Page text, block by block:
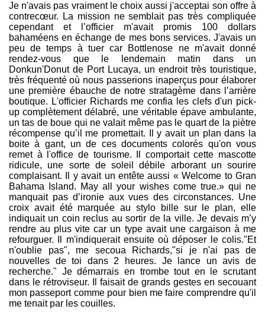
Je n'avais pas vraiment le choix aussi j'acceptai son offre à
contrecœur. La mission ne semblait pas très compliquée
cependant et l’officier m'avait promis 100 dollars
bahaméens en échange de mes bons services. J'avais un
peu de temps à tuer car Bottlenose ne m'avait donné
rendez-vous que le lendemain matin dans un
Donkun'Donut de Port Lucaya, un endroit très touristique,
très fréquenté où nous passerions inaperçus pour élaborer
une première ébauche de notre stratagème dans l’arrière
boutique. L'officier Richards me confia les clefs d'un pick-
up complètement délabré, une véritable épave ambulante,
un tas de boue qui ne valait même pas le quart de la piètre
récompense qu’il me promettait. Il y avait un plan dans la
boite à gant, un de ces documents colorés qu'on vous
remet à l'office de tourisme. Il comportait cette mascotte
ridicule, une sorte de soleil débile arborant un sourire
complaisant. Il y avait un entête aussi « Welcome to Gran
Bahama Island. May all your wishes come true.» qui ne
manquait pas d’ironie aux vues des circonstances. Une
croix avait été marquée au stylo bille sur le plan, elle
indiquait un coin reclus au sortir de la ville. Je devais m’y
rendre au plus vite car un type avait une cargaison à me
refourguer. Il m'indiquerait ensuite où déposer le colis."Et
n'oublie pas", me secoua Richards,"si je n'ai pas de
nouvelles de toi dans 2 heures. Je lance un avis de
recherche." Je démarrais en trombe tout en le scrutant
dans le rétroviseur. Il faisait de grands gestes en secouant
mon passeport comme pour bien me faire comprendre qu'il
me tenait par les couilles.